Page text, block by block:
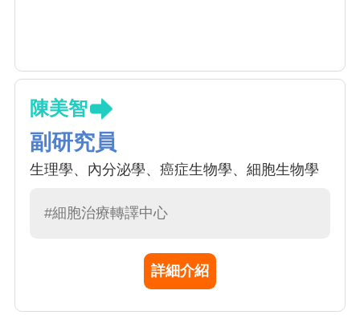
陳美智
副研究員
生理學、內分泌學、癌症生物學、細胞生物學
#細胞治療轉譯中心
詳細介紹